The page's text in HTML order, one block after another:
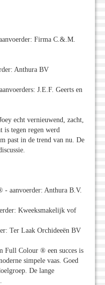
Firma C.&.M.
Anthura BV
J.E.F. Geerts en
echt vernieuwend, zacht,
is tegen regen werd
past in de trend van nu. De
aanvoerder: Anthura B.V.
Kweeksmakelijk vof
Ter Laak Orchideeën BV
Full Colour ® een succes is
simpele vaas. Goed
De lange